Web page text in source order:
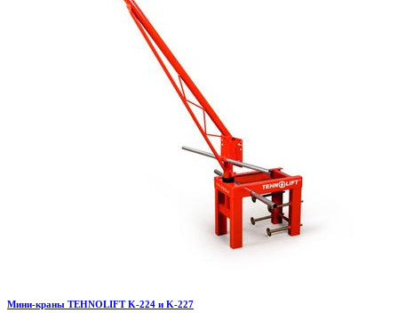
Мини-краны TEHNOLIFT K-224 и K-227